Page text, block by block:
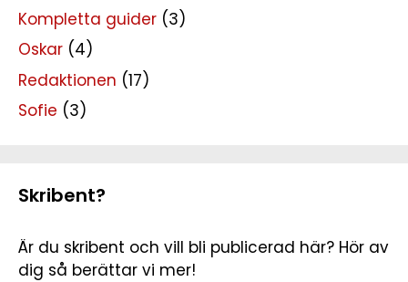
Kompletta guider (3)
Oskar (4)
Redaktionen (17)
Sofie (3)
Skribent?
Är du skribent och vill bli publicerad här? Hör av
dig så berättar vi mer!